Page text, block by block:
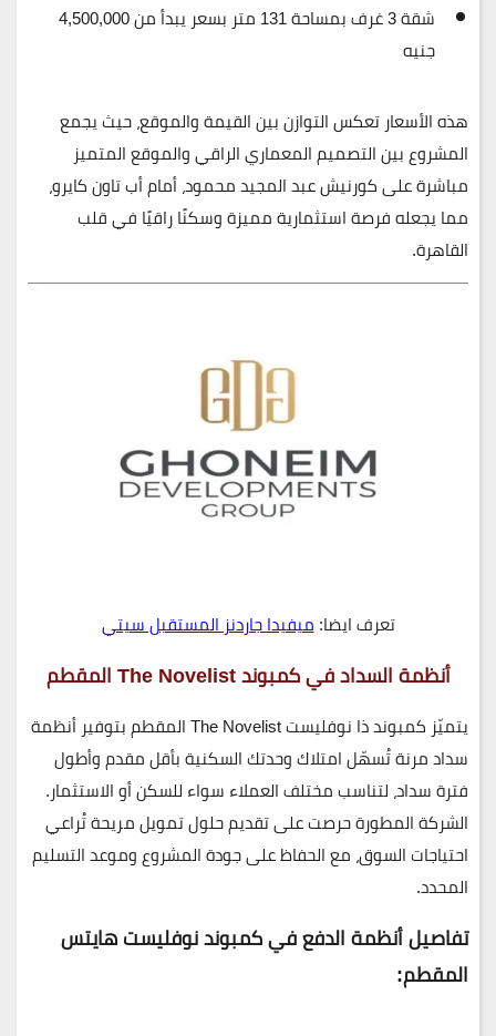
شقة 3 غرف بمساحة 131 متر بسعر يبدأ من4,500,000
جنيه
هذه الأسعار تعكس التوازن بين القيمة والموقع، حيث يجمع
المشروع بين التصميم المعماري الراقي والموقع المتميز
مباشرة على كورنيش عبد المجيد محمود، أمام أب تاون كايرو،
مما يجعله فرصة استثمارية مميزة وسكنًا راقيًا في قلب
القاهرة.
تعرف ايضا:ميفيدا جاردنز المستقبل سيتي
أنظمة السداد في كمبوند The Novelist المقطم
يتميّز كمبوند ذا نوفليست The Novelist المقطم
بتوفير أنظمة
سداد مرنة تُسهّل امتلاك وحدتك السكنية بأقل مقدم وأطول
فترة سداد، لتناسب مختلف العملاء سواء للسكن أو الاستثمار.
الشركة المطورة حرصت على تقديم حلول تمويل مريحة تُراعي
احتياجات السوق، مع الحفاظ على جودة المشروع وموعد التسليم
المحدد.
تفاصيل أنظمة الدفع في كمبوند نوفليست هايتس
المقطم: